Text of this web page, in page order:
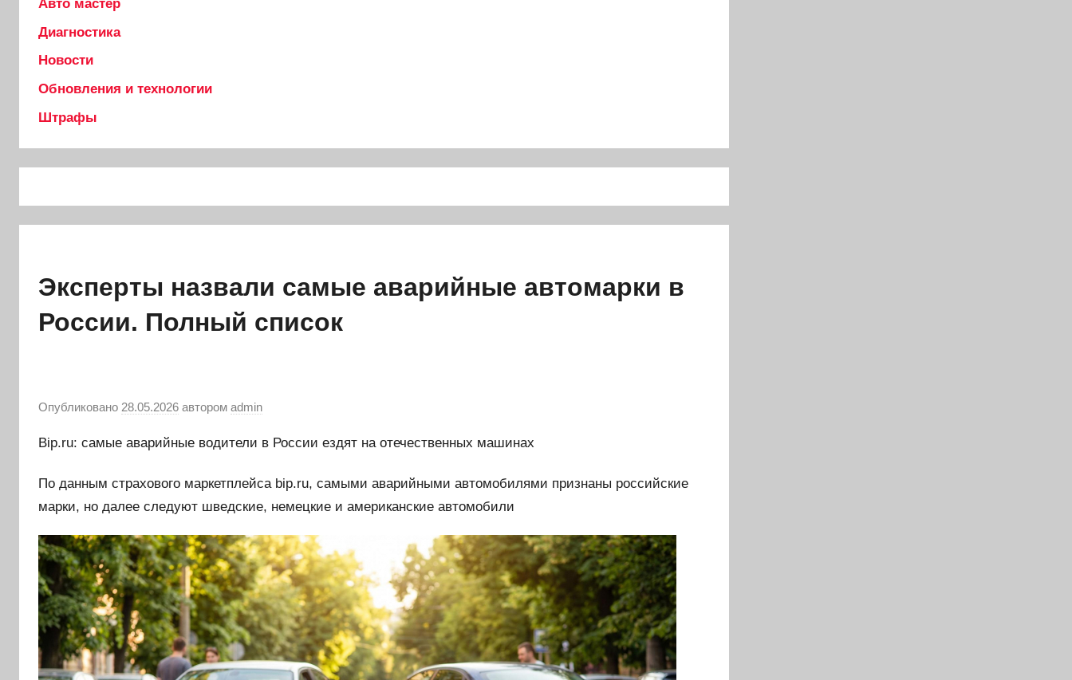
Эксперты назвали самые аварийные автомарки в
России. Полный список
Опубликовано 28.05.2026 автором admin
Bip.ru: самые аварийные водители в России ездят на отечественных машинах
По данным страхового маркетплейса bip.ru, самыми аварийными автомобилями признаны российские
марки, но далее следуют шведские, немецкие и американские автомобили
Авто мастер
Диагностика
Новости
Обновления и технологии
Штрафы